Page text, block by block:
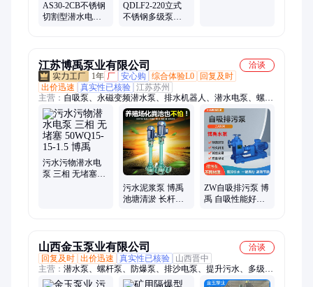
AS30-2CB不锈钢
切割型潜水电泵
QDLF2-220立式
不锈钢多级泵
江苏博禹泵业有限公司
洽谈
1年 厂 安心购 综合体验L0
回复及时
出价迅速
真实性已核验 江苏苏州
主营： 自吸泵、永磁变频潜水泵、排水机器人、潜水电泵、螺杆
泵、计量泵、防汛移动泵车、离心泵、液压潜水泵、潜污泵、多
级泵、双吸离心泵、化工泵、气动隔膜泵、排污泵、真空泵、泥
浆泵、柴油机水泵、深井泵
污水污物潜水电
泵 三相 无堵塞
污水泥浆泵 博禹
池塘清淤 长杆式
ZW自吸排污泵 博
禹 自吸性能好
山西金玉泵业有限公司
洽谈
回复及时 出价迅速 真实性已核验
山西晋中
主营： 潜水泵、螺杆泵、防爆泵、排沙电泵、提升污水、多级离
心泵、防爆排沙泵、矿用污水泵、矿用隔膜泵